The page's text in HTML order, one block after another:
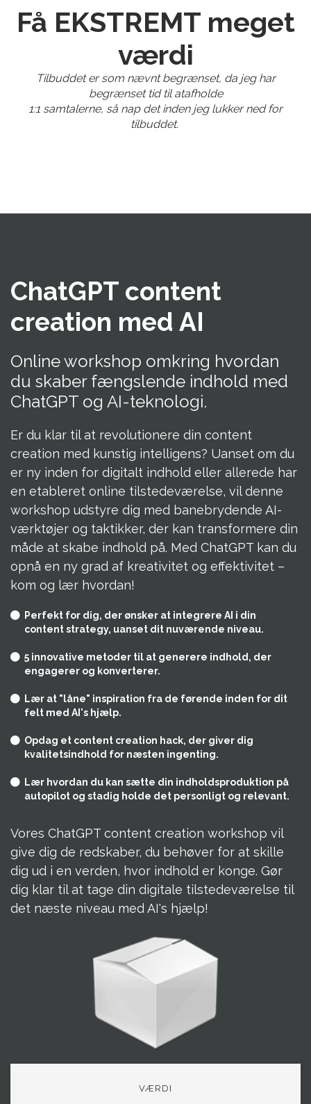
Få EKSTREMT meget
værdi
Tilbuddet er som nævnt begrænset, da jeg har
begrænset tid til atafholde
1:1 samtalerne, så nap det inden jeg lukker ned for
tilbuddet.
ChatGPT content
creation med AI
Online workshop omkring hvordan
du skaber fængslende indhold med
ChatGPT og AI-teknologi.
Er du klar til at revolutionere din content
creation med kunstig intelligens? Uanset om du
er ny inden for digitalt indhold eller allerede har
en etableret online tilstedeværelse, vil denne
workshop udstyre dig med banebrydende AI-
værktøjer og taktikker, der kan transformere din
måde at skabe indhold på. Med ChatGPT kan du
opnå en ny grad af kreativitet og effektivitet –
kom og lær hvordan!
Perfekt for dig, der ønsker at integrere AI i din
content strategy, uanset dit nuværende niveau.
5 innovative metoder til at generere indhold, der
engagerer og konverterer.
Lær at "låne" inspiration fra de førende inden for dit
felt med AI's hjælp.
Opdag et content creation hack, der giver dig
kvalitetsindhold for næsten ingenting.
Lær hvordan du kan sætte din indholdsproduktion på
autopilot og stadig holde det personligt og relevant.
Vores ChatGPT content creation workshop vil
give dig de redskaber, du behøver for at skille
dig ud i en verden, hvor indhold er konge. Gør
dig klar til at tage din digitale tilstedeværelse til
det næste niveau med AI's hjælp!
VÆRDI